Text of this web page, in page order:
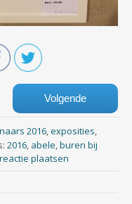
Volgende
2016,exposities,
2016, abele,buren bij
plaatsen